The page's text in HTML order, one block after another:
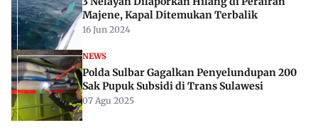
Majene, Kapal Ditemukan Terbalik
16 Jun 2024
NEWS
Polda Sulbar Gagalkan Penyelundupan 200
Sak Pupuk Subsidi di Trans Sulawesi
07 Agu 2025